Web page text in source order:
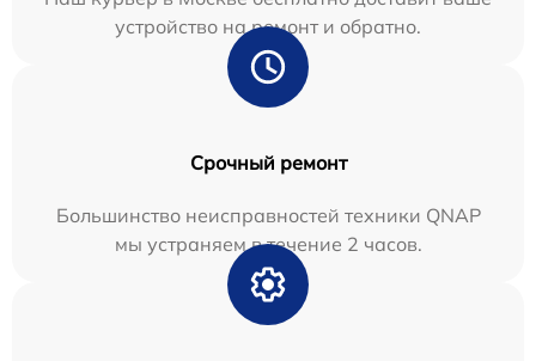
устройство на ремонт и обратно.
Срочный ремонт
Большинство неисправностей техники QNAP
мы устраняем в течение 2 часов.